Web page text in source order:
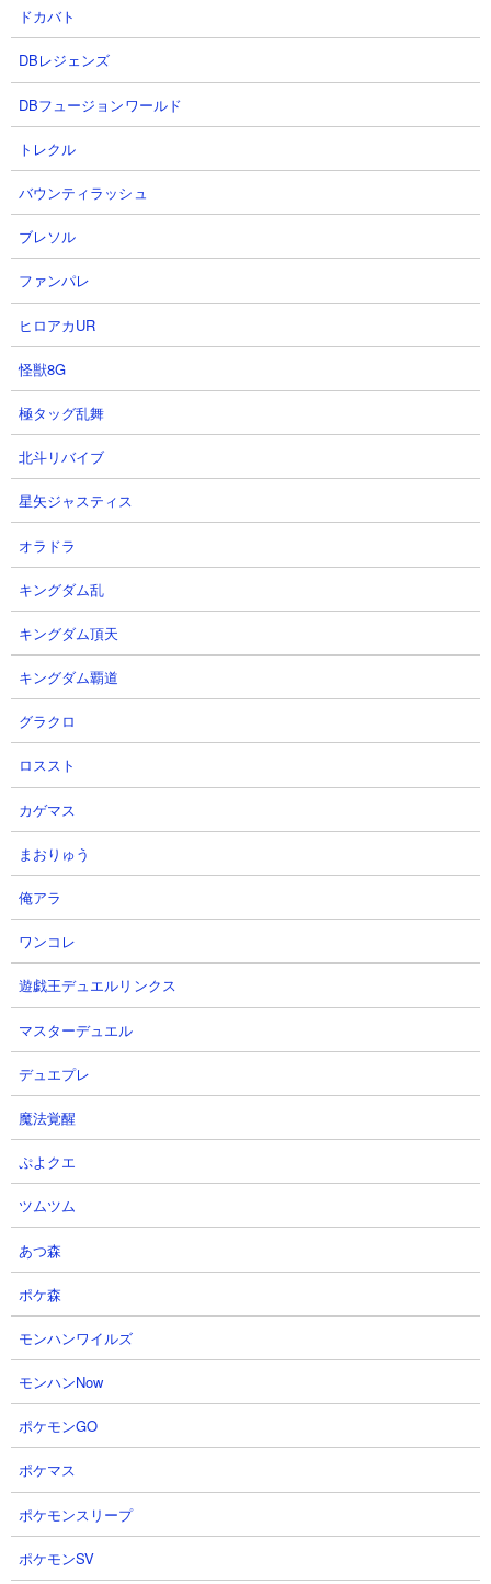
（※ 数値は「にゃんこ大戦争DB」さんを参考にしています）
【特性】
攻撃力低下無効
・体力33％以下で攻撃力上昇追加（Max200％増加）
・波動ダメージ耐性（Max50％軽減）
・基本体力（Max20％増加）
・基本攻撃力（Max20％増加）
・生産コスト割引（Max750円カット）
●獄炎鬼にゃんまの使い勝手
１．にゃんこ界隈ダントツDPSの単体アタッカー
何百と実装されてきた様々な特徴を持つにゃんこ達の中で、短時
間で莫大なダメージを叩き出せる生粋の短距離単体攻撃アタッカ
ー。Lv30でもその攻撃力は6万を超えます。それをたった2.27秒で
振り回し続けるのですから弱いわけがありません。レベルを上げ
て本能までしっかりと鍛え込んであげればとんでもない伸びしろ
を持っていて、ここまで壁を出して遠距離キャラで叩くというセ
ドカバト
DBレジェンズ
DBフュージョンワールド
トレクル
バウンティラッシュ
ブレソル
ファンパレ
ヒロアカUR
怪獣8G
極タッグ乱舞
北斗リバイブ
星矢ジャスティス
オラドラ
キングダム乱
キングダム頂天
キングダム覇道
グラクロ
ロススト
カゲマス
まおりゅう
俺アラ
ワンコレ
遊戯王デュエルリンクス
マスターデュエル
デュエプレ
魔法覚醒
ぷよクエ
ツムツム
あつ森
ポケ森
モンハンワイルズ
モンハンNow
ポケモンGO
ポケマス
ポケモンスリープ
ポケモンSV